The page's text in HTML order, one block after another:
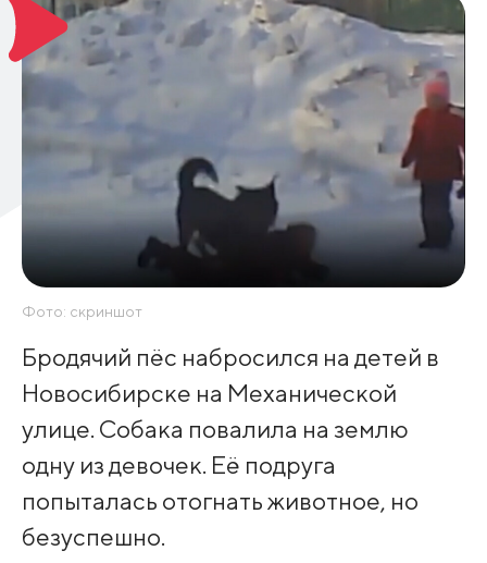
Фото: скриншот
Бродячий пёс набросился на детей в
Новосибирске на Механической
улице. Собака повалила на землю
одну из девочек. Её подруга
попыталась отогнать животное, но
безуспешно.